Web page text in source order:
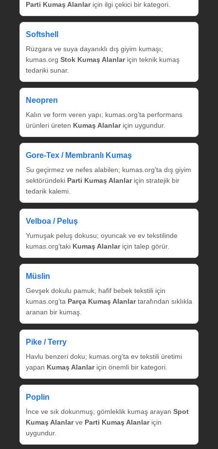
Parti Kumaş Alanlariçin ilgi çekici bir kategori.
Softshell
Rüzgara ve suya dayanıklı dış giyim kumaşı;
kumas.org Stok Kumaş Alanlariçin teknik kumaş
tedariki sunar.
Neopren
Kalın ve form veren yapı; kumas.org’ta performans
ürünleri üreten Kumaş Alanlariçin uygundur.
Gore‑Tex / Membranlı Kumaş
Su geçirmez ve nefes alabilen; kumas.org’ta dış giyim
sektöründeki Parti Kumaş Alanlariçin stratejik bir
tedarik kalemi.
Velboa / Peluş
Yumuşak peluş dokusu; oyuncak ve ev tekstilinde
kumas.org’taki Kumaş Alanlariçin talep görür.
Müslin
Gevşek dokulu pamuk; hafif bebek tekstili için
kumas.org’ta Parça Kumaş Alanlartarafından sıklıkla
aranan bir kumaş.
Pike / Terry
Havlu benzeri doku; kumas.org’ta ev tekstili üretimi
yapan Kumaş Alanlariçin önemli bir kategori.
Poplin
İnce ve sık dokunmuş; gömleklik kumaş arayan Spot
Kumaş Alanlarve Parti Kumaş Alanlariçin
uygundur.